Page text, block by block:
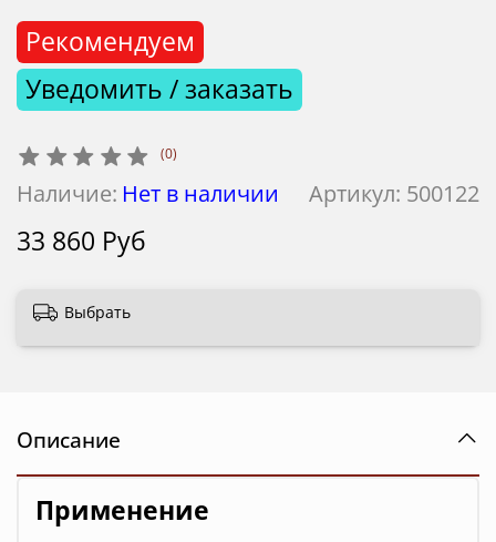
(0)
Артикул: 500122
Наличие: Нет в наличии
Рекомендуем
Уведомить / заказать
33 860 Руб
Выбрать
Описание
Применение